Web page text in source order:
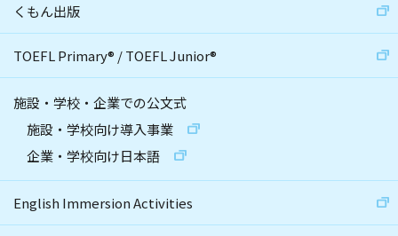
くもん出版
TOEFL Primary® /TOEFL Junior®
施設・学校・企業での公文式
施設・学校向け導入事業
企業・学校向け日本語
English Immersion Activities